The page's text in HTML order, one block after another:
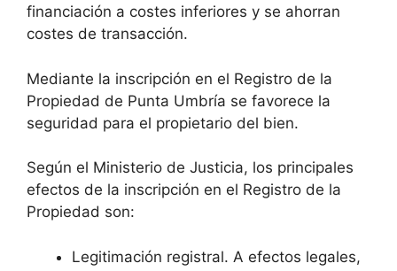
financiación a costes inferiores y se ahorran
costes de transacción.
Mediante la inscripción en el Registro de la
Propiedad de Punta Umbría se favorece la
seguridad para el propietario del bien.
Según el Ministerio de Justicia, los principales
efectos de la inscripción en el Registro de la
Propiedad son:
Legitimación registral. A efectos legales,